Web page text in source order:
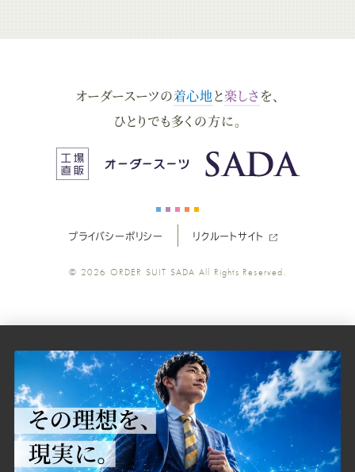
ー
ス
ツ
公
式
ー
ス
ー
公
式
ー
ス
ー
ツ
公
式
ー
ス
ツ
公
式
ス
ツ
公
式
オーダースーツの着心地と楽しさ を、
ひとりでも多くの方に。
プライバシーポリシー リクルートサイト
© 2026 ORDER SUIT SADA All Rights Reserved.